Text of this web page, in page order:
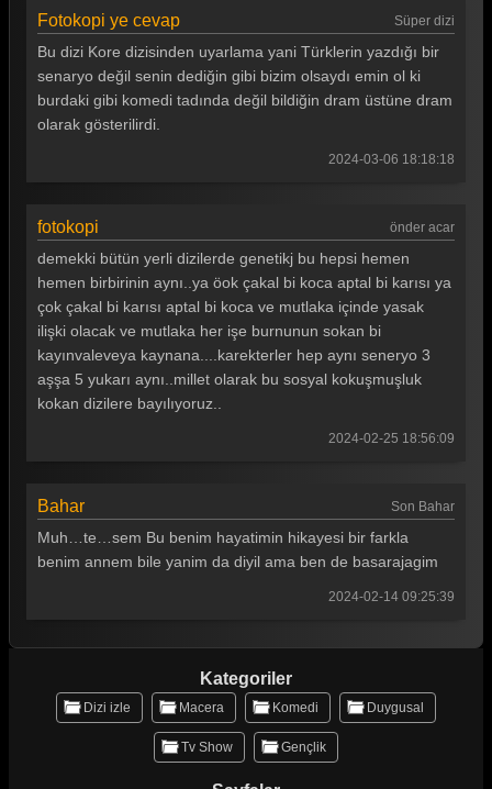
Fotokopi ye cevap Süper dizi
Bu dizi Kore dizisinden uyarlama yani Türklerin yazdığı bir
senaryo değil senin dediğin gibi bizim olsaydı emin ol ki
burdaki gibi komedi tadında değil bildiğin dram üstüne dram
olarak gösterilirdi.
2024-03-06 18:18:18
fotokopi önder acar
demekki bütün yerli dizilerde genetikj bu hepsi hemen
hemen birbirinin aynı..ya öok çakal bi koca aptal bi karısı ya
çok çakal bi karısı aptal bi koca ve mutlaka içinde yasak
ilişki olacak ve mutlaka her işe burnunun sokan bi
kayınvaleveya kaynana....karekterler hep aynı seneryo 3
aşşa 5 yukarı aynı..millet olarak bu sosyal kokuşmuşluk
kokan dizilere bayılıyoruz..
2024-02-25 18:56:09
Bahar Son Bahar
Muh…te…sem Bu benim hayatimin hikayesi bir farkla
benim annem bile yanim da diyil ama ben de basarajagim
2024-02-14 09:25:39
Kategoriler
Dizi izle Macera Komedi Duygusal
Tv Show Gençlik